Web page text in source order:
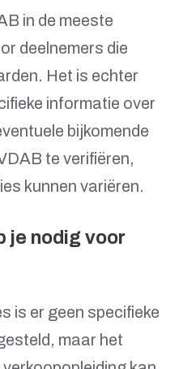
in de meeste
deelnemers die
Het is echter
informatie over
bijkomende
te verifiëren,
kunnen variëren.
je nodig voor
is er geen specifieke
maar het